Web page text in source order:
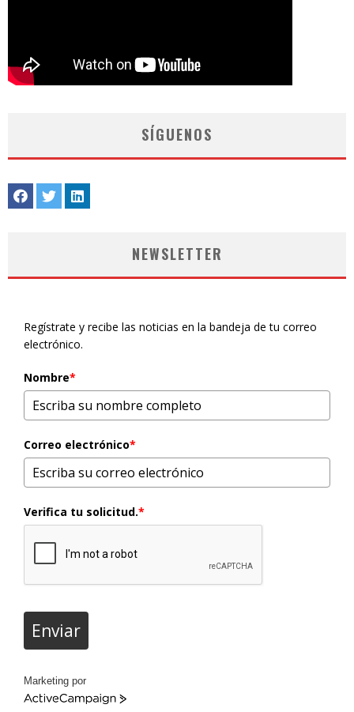
SÍGUENOS
NEWSLETTER
Regístrate y recibe las noticias en la bandeja de tu correo
electrónico.
Nombre*
Correo electrónico*
Verifica tu solicitud.*
Enviar
Marketing por
ActiveCampaign